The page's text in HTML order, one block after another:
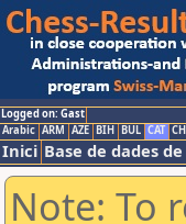
Logged on: Gast
Arabic ARM AZE BIH BUL CAT
Inici Base de dades
Note: To